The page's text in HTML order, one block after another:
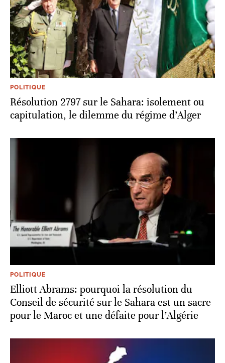
POLITIQUE
Résolution 2797 sur le Sahara: isolement ou
capitulation, le dilemme du régime d’Alger
POLITIQUE
Elliott Abrams: pourquoi la résolution du
Conseil de sécurité sur le Sahara est un sacre
pour le Maroc et une défaite pour l’Algérie